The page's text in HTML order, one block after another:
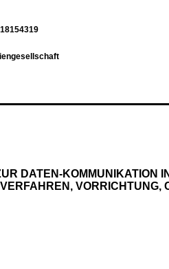
18154319
DATEN-KOMMUNIKATION
VORRICHTUNG,